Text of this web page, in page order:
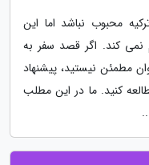
محبوب نباشد اما این
کند. اگر قصد سفر به
مطمئن نیستید، پیشنهاد
کنید. ما در این مطلب